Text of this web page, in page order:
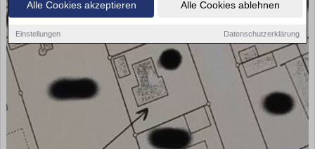
Alle Cookies akzeptieren Alle Cookies ablehnen
Einstellungen Datenschutzerklärung